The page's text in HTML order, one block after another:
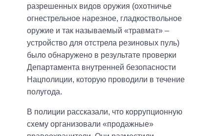
разрешенных видов оружия (охотничье
огнестрельное нарезное, гладкоствольное
оружие и так называемый «травмат» –
устройство для отстрела резиновых пуль)
было обнаружено в результате проверки
Департамента внутренней безопасности
Нацполиции, которую проводили в течение
полугода.
В полиции рассказали, что коррупционную
схему организовали «продажные»